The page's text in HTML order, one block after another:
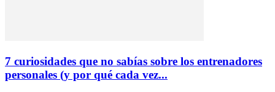
7 curiosidades que no sabías sobre los entrenadores
personales (y por qué cada vez...